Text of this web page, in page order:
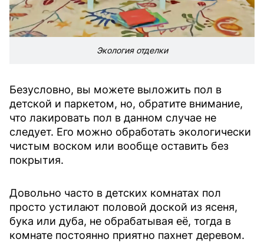
Экология отделки
Безусловно, вы можете выложить пол в
детской и паркетом, но, обратите внимание,
что лакировать пол в данном случае не
следует. Его можно обработать экологически
чистым воском или вообще оставить без
покрытия.
Довольно часто в детских комнатах пол
просто устилают половой доской из ясеня,
бука или дуба, не обрабатывая её, тогда в
комнате постоянно приятно пахнет деревом.